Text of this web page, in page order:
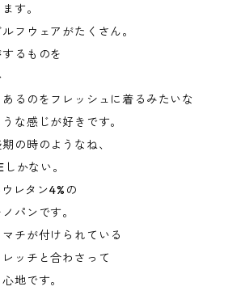
す。
フウェアがたくさん。
るものを
るのをフレッシュに着るみたいな
な感じが好きです。
の時のようなね、
かない。
レタン4%の
パンです。
チが付けられている
ッチと合わさって
地です。